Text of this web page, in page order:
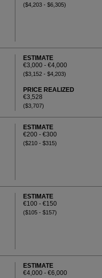
($4,203 - $6,305)
ESTIMATE
€3,000 - €4,000
($3,152 - $4,203)
PRICE REALIZED
€3,528
($3,707)
ESTIMATE
€200 - €300
($210 - $315)
ESTIMATE
€100 - €150
($105 - $157)
ESTIMATE
€4,000 - €6,000